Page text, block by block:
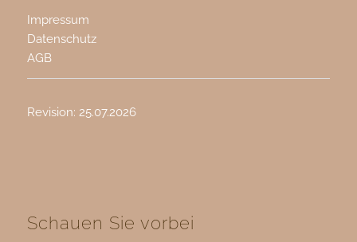
Impressum
Datenschutz
AGB
Revision: 25.07.2026
Schauen Sie vorbei